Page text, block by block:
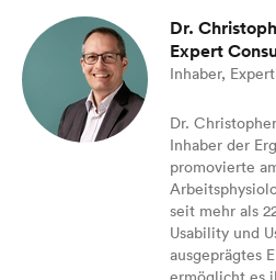
Dr.
Expert
Inhaber,
Dr.
Inhaber der
promovierte
seit mehr als
Usability und
ausgeprägtes